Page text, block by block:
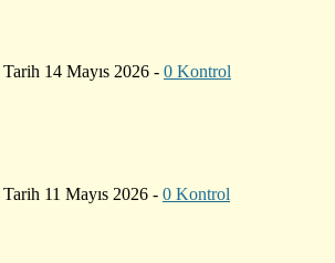
Tarih 14 Mayıs 2026 - 0 Kontrol
Tarih 11 Mayıs 2026 - 0 Kontrol